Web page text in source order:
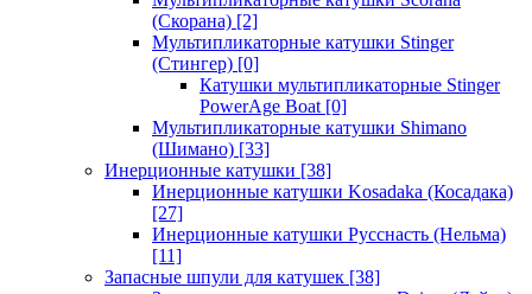
(Скорана) [2]
Мультипликаторные катушки Stinger
(Стингер) [0]
Катушки мультипликаторные Stinger
PowerAge Boat [0]
Мультипликаторные катушки Shimano
(Шимано) [33]
Инерционные катушки [38]
Инерционные катушки Kosadaka (Косадака)
[27]
Инерционные катушки Русснасть (Нельма)
[11]
Запасные шпули для катушек [38]